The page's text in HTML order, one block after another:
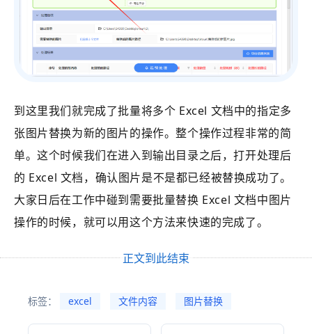
到这里我们就完成了批量将多个 Excel 文档中的指定多
张图片替换为新的图片的操作。整个操作过程非常的简
单。这个时候我们在进入到输出目录之后，打开处理后
的 Excel 文档，确认图片是不是都已经被替换成功了。
大家日后在工作中碰到需要批量替换 Excel 文档中图片
操作的时候，就可以用这个方法来快速的完成了。
正文到此结束
标签： excel 文件内容 图片替换